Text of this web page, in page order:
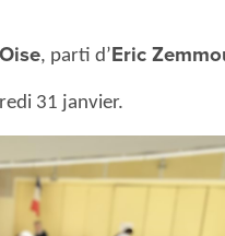
, parti d’ Eric
31 janvier.